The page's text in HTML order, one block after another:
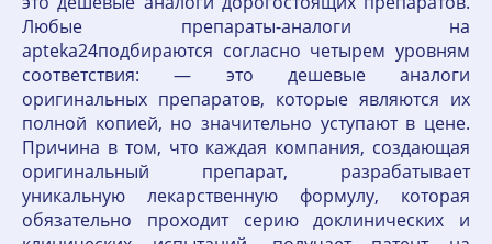
Любые препараты-аналоги на
apteka24подбираются согласно четырем уровням
соответствия: — это дешевые аналоги
оригинальных препаратов, которые являются их
полной копией, но значительно уступают в цене.
Причина в том, что каждая компания, создающая
оригинальный препарат, разрабатывает
уникальную лекарственную формулу, которая
обязательно проходит серию доклинических и